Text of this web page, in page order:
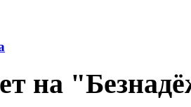
на